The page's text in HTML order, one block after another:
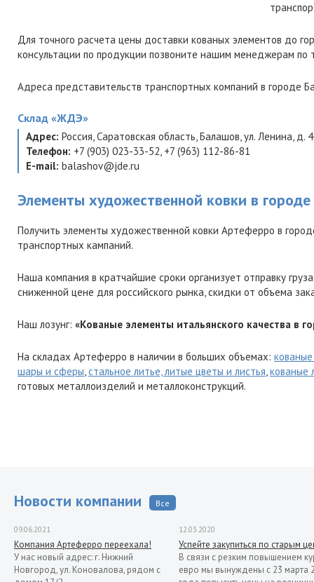
Для точного расчета цены доставки кованых элементов до
консультации по продукции позвоните нашим менеджерам
Адреса представительств транспортных компаний в городе
Склад «ЖДЭ»
Адрес: Россия,Саратовская область,Балашов,ул. Ленина, д.
Телефон: +7 (903) 023-33-52, +7 (963) 112-86-81
E-mail: balashov@jde.ru
Элементы художественной ковки в
Получить элементы художественной ковки Артеферро в
транспортных кампаний.
Наша компания в кратчайшие сроки организует отправку
сниженной цене для российского рынка, скидки от объема
Наш лозунг: «Кованые элементы итальянского качества в
На складах Артеферро в наличии в больших объемах:
шары и сферы,стальное литье, литые цветы и листья,кованые
готовых металлоизделий и металлоконструкций.
Новости компании Все
09.06.2021
Компания Артеферро переехала!
У нас новый адрес: г. Нижний
Новгород, ул. Коновалова, рядом с
12.03.2020
Успейте закупиться по старым
В связи с резким повышением
евро мы вынуждены с 23 марта